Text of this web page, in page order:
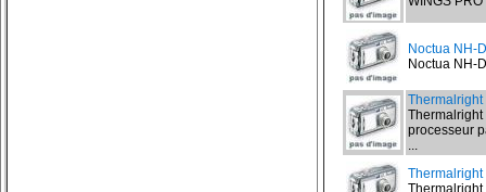
Noctua NH-
Noctua NH-
Thermalright
Thermalright
processeur
...
Thermalright